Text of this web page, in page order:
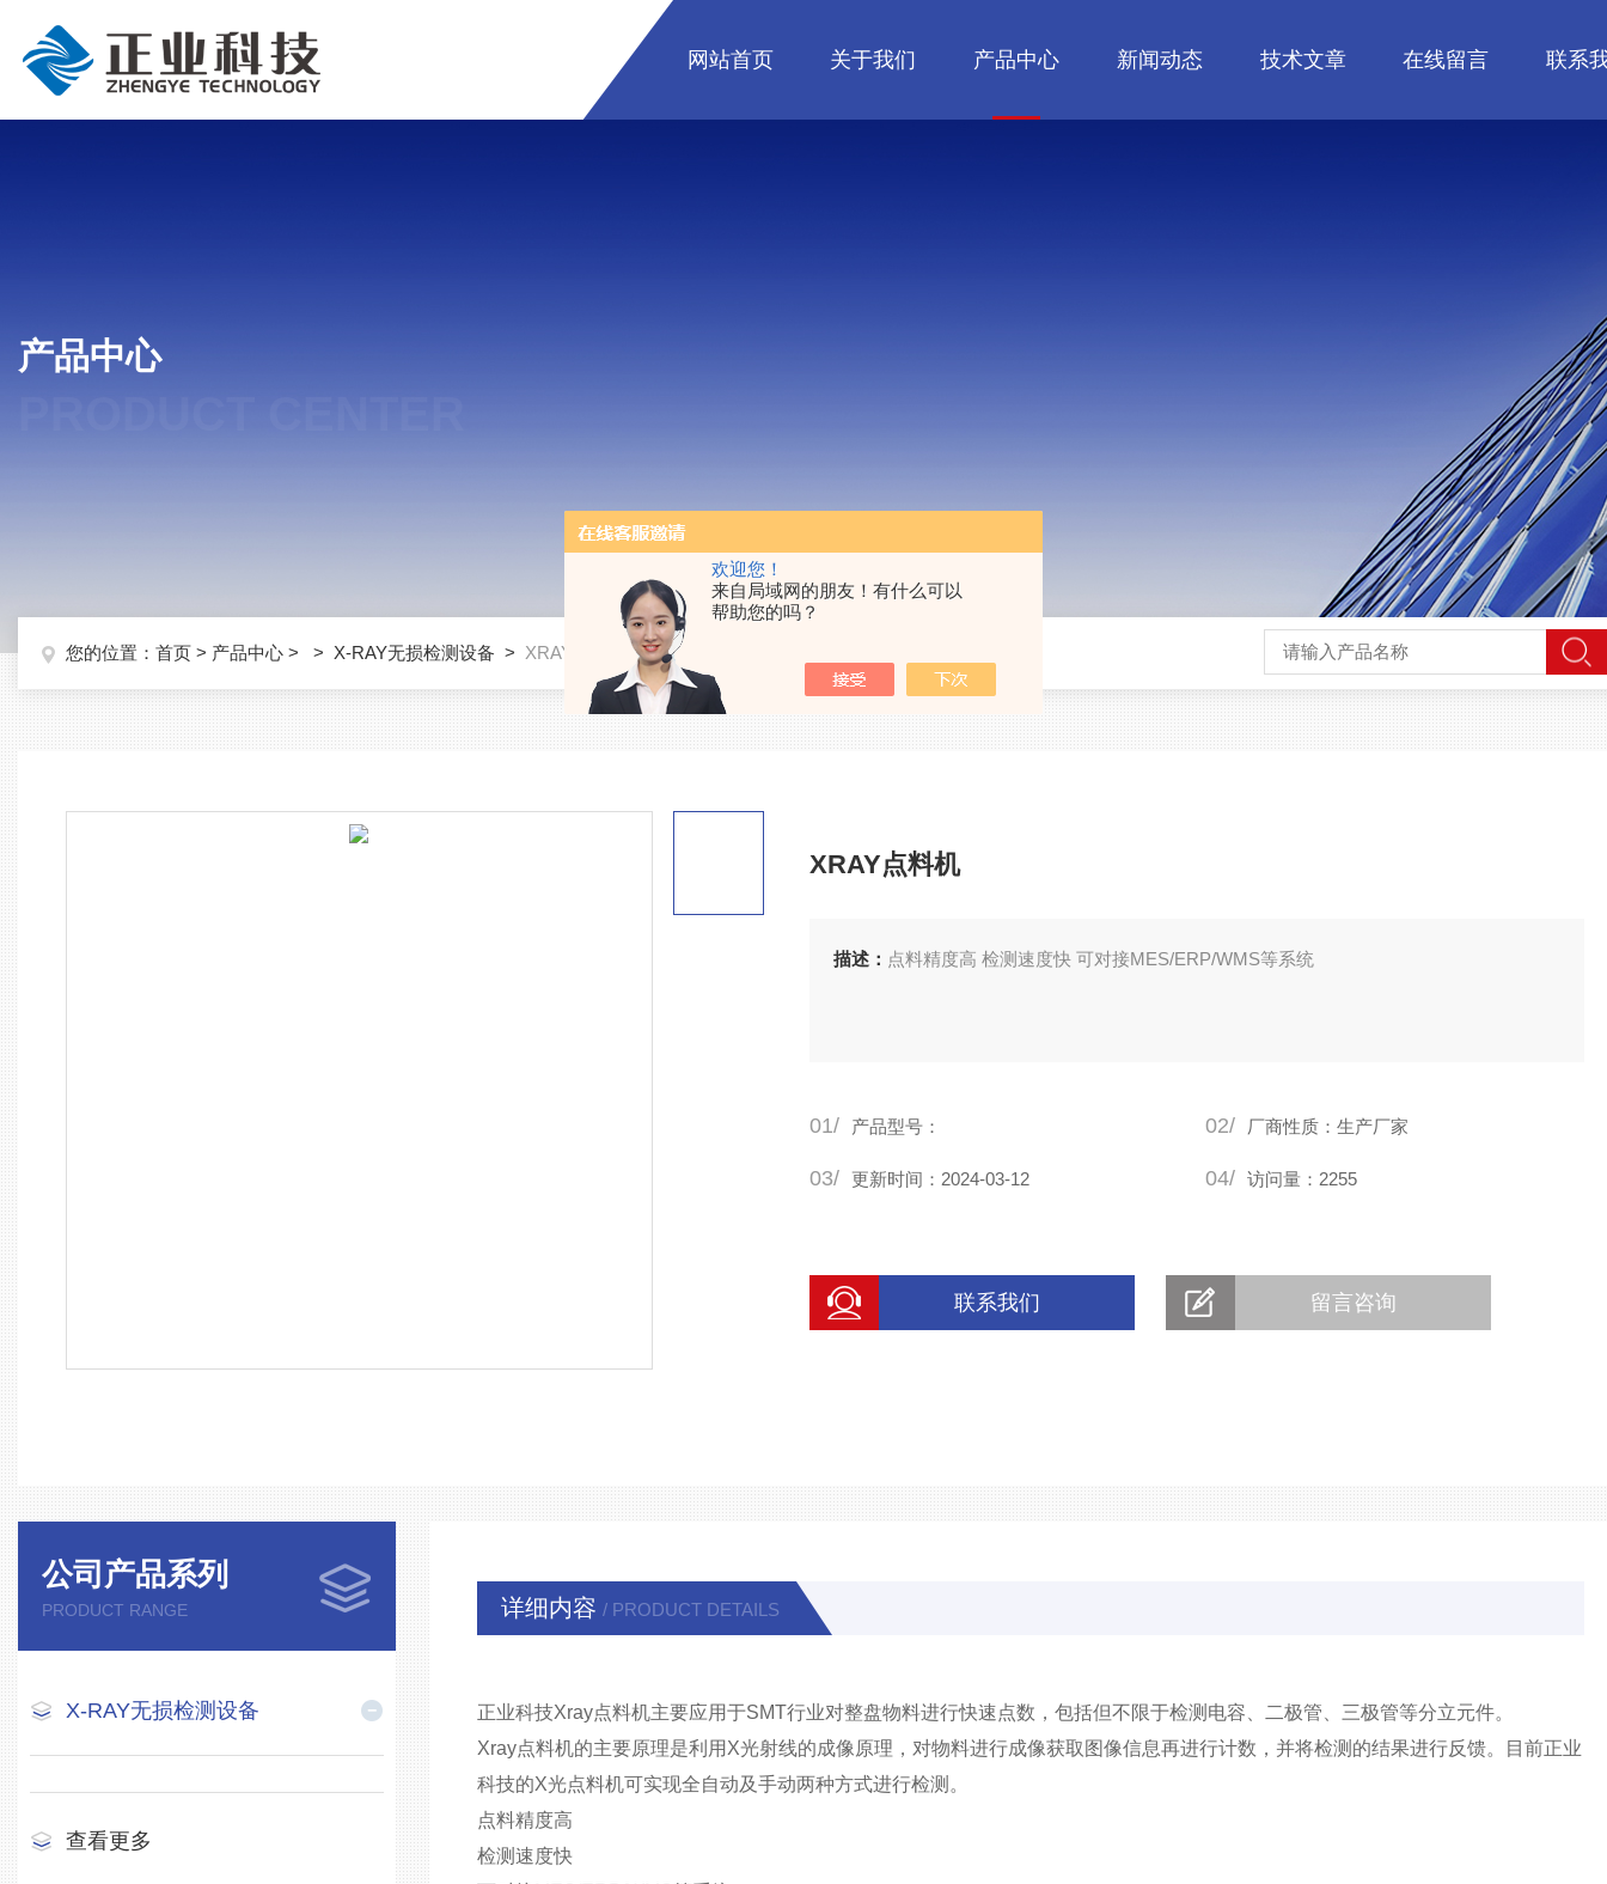
欢迎您！
来自局域网的朋友！有什么可以
帮助您的吗？
网站首页 关于我们 产品中心 新闻动态 技术文章 在线留言 联系
产品中心
您的位置： 首页 > 产品中心 > > X-RAY无损检测设备 > XRAY点料机
XRAY点料机
描述： 点料精度高 检测速度快 可对接MES/ERP/WMS等系统
01/ 产品型号： 02/ 厂商性质：生产厂家
03/ 更新时间：2024-03-12 04/ 访问量：2255
联系我们 留言咨询
公司产品系列
PRODUCT RANGE
X-RAY无损检测设备
查看更多
详细内容 / PRODUCT DETAILS
正业科技Xray点料机主要应用于SMT行业对整盘物料进行快速点数，包括但不限于检测电容、二极管、三极管等分立元件。
Xray点料机的主要原理是利用 X光射线的成像原理，对物料进行成像获取图像信息再进行计数，并将检测的结果进行反馈。目前正业
科技的X光点料机可实现全自动及手动两种方式进行检测。
点料精度高
检测速度快